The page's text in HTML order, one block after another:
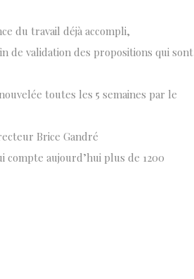
du travail déjà accompli,
de validation des propositions qui sont
toutes les 5 semaines par le
Brice Gandré
compte aujourd’hui plus de 1200